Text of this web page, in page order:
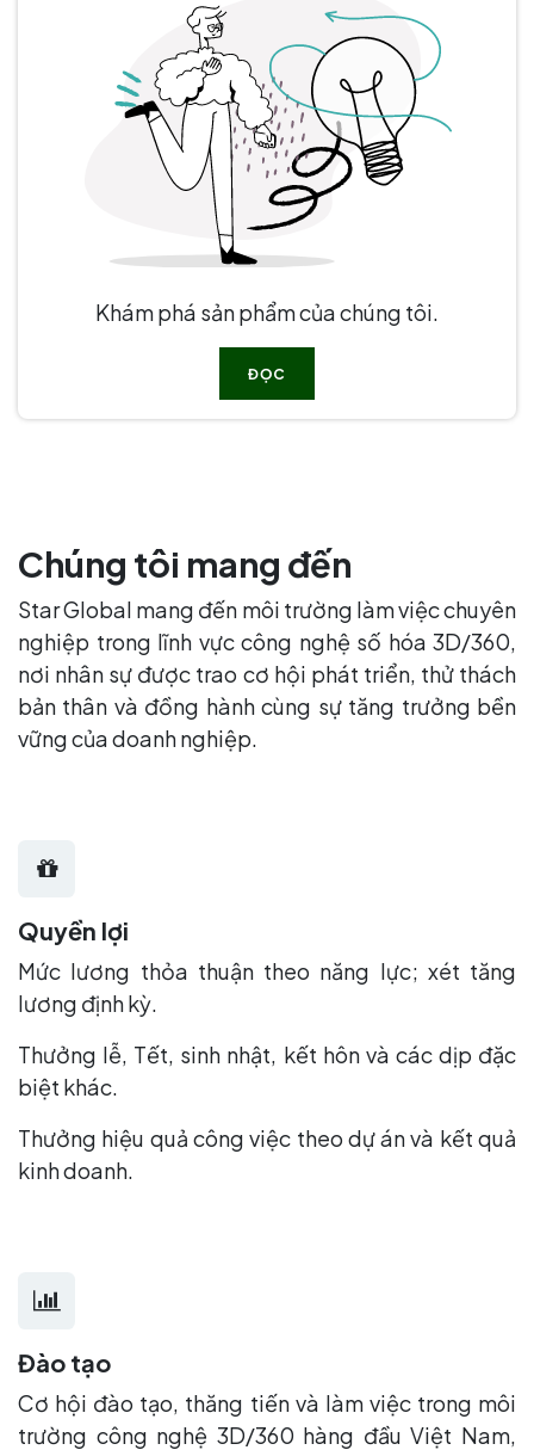
Khám phá sản phẩm của chúng tôi.
ĐỌC
Chúng tôi mang đến
Star Global mang đến môi trường làm việc chuyên
nghiệp trong lĩnh vực công nghệ số hóa 3D/360,
nơi nhân sự được trao cơ hội phát triển, thử thách
bản thân và đồng hành cùng sự tăng trưởng bền
vững của doanh nghiệp.
Quyền lợi
Mức lương thỏa thuận theo năng lực; xét tăng
lương định kỳ.
Thưởng lễ, Tết, sinh nhật, kết hôn và các dịp đặc
biệt khác.
Thưởng hiệu quả công việc theo dự án và kết quả
kinh doanh.
Đào tạo
Cơ hội đào tạo, thăng tiến và làm việc trong môi
trường công nghệ 3D/360 hàng đầu Việt Nam,